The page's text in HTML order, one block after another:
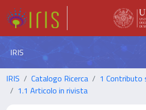
IRIS
IRIS Catalogo Ricerca
1 Contributo
1.1 Articolo in rivista